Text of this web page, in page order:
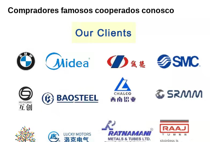
Compradores famosos cooperados conosco